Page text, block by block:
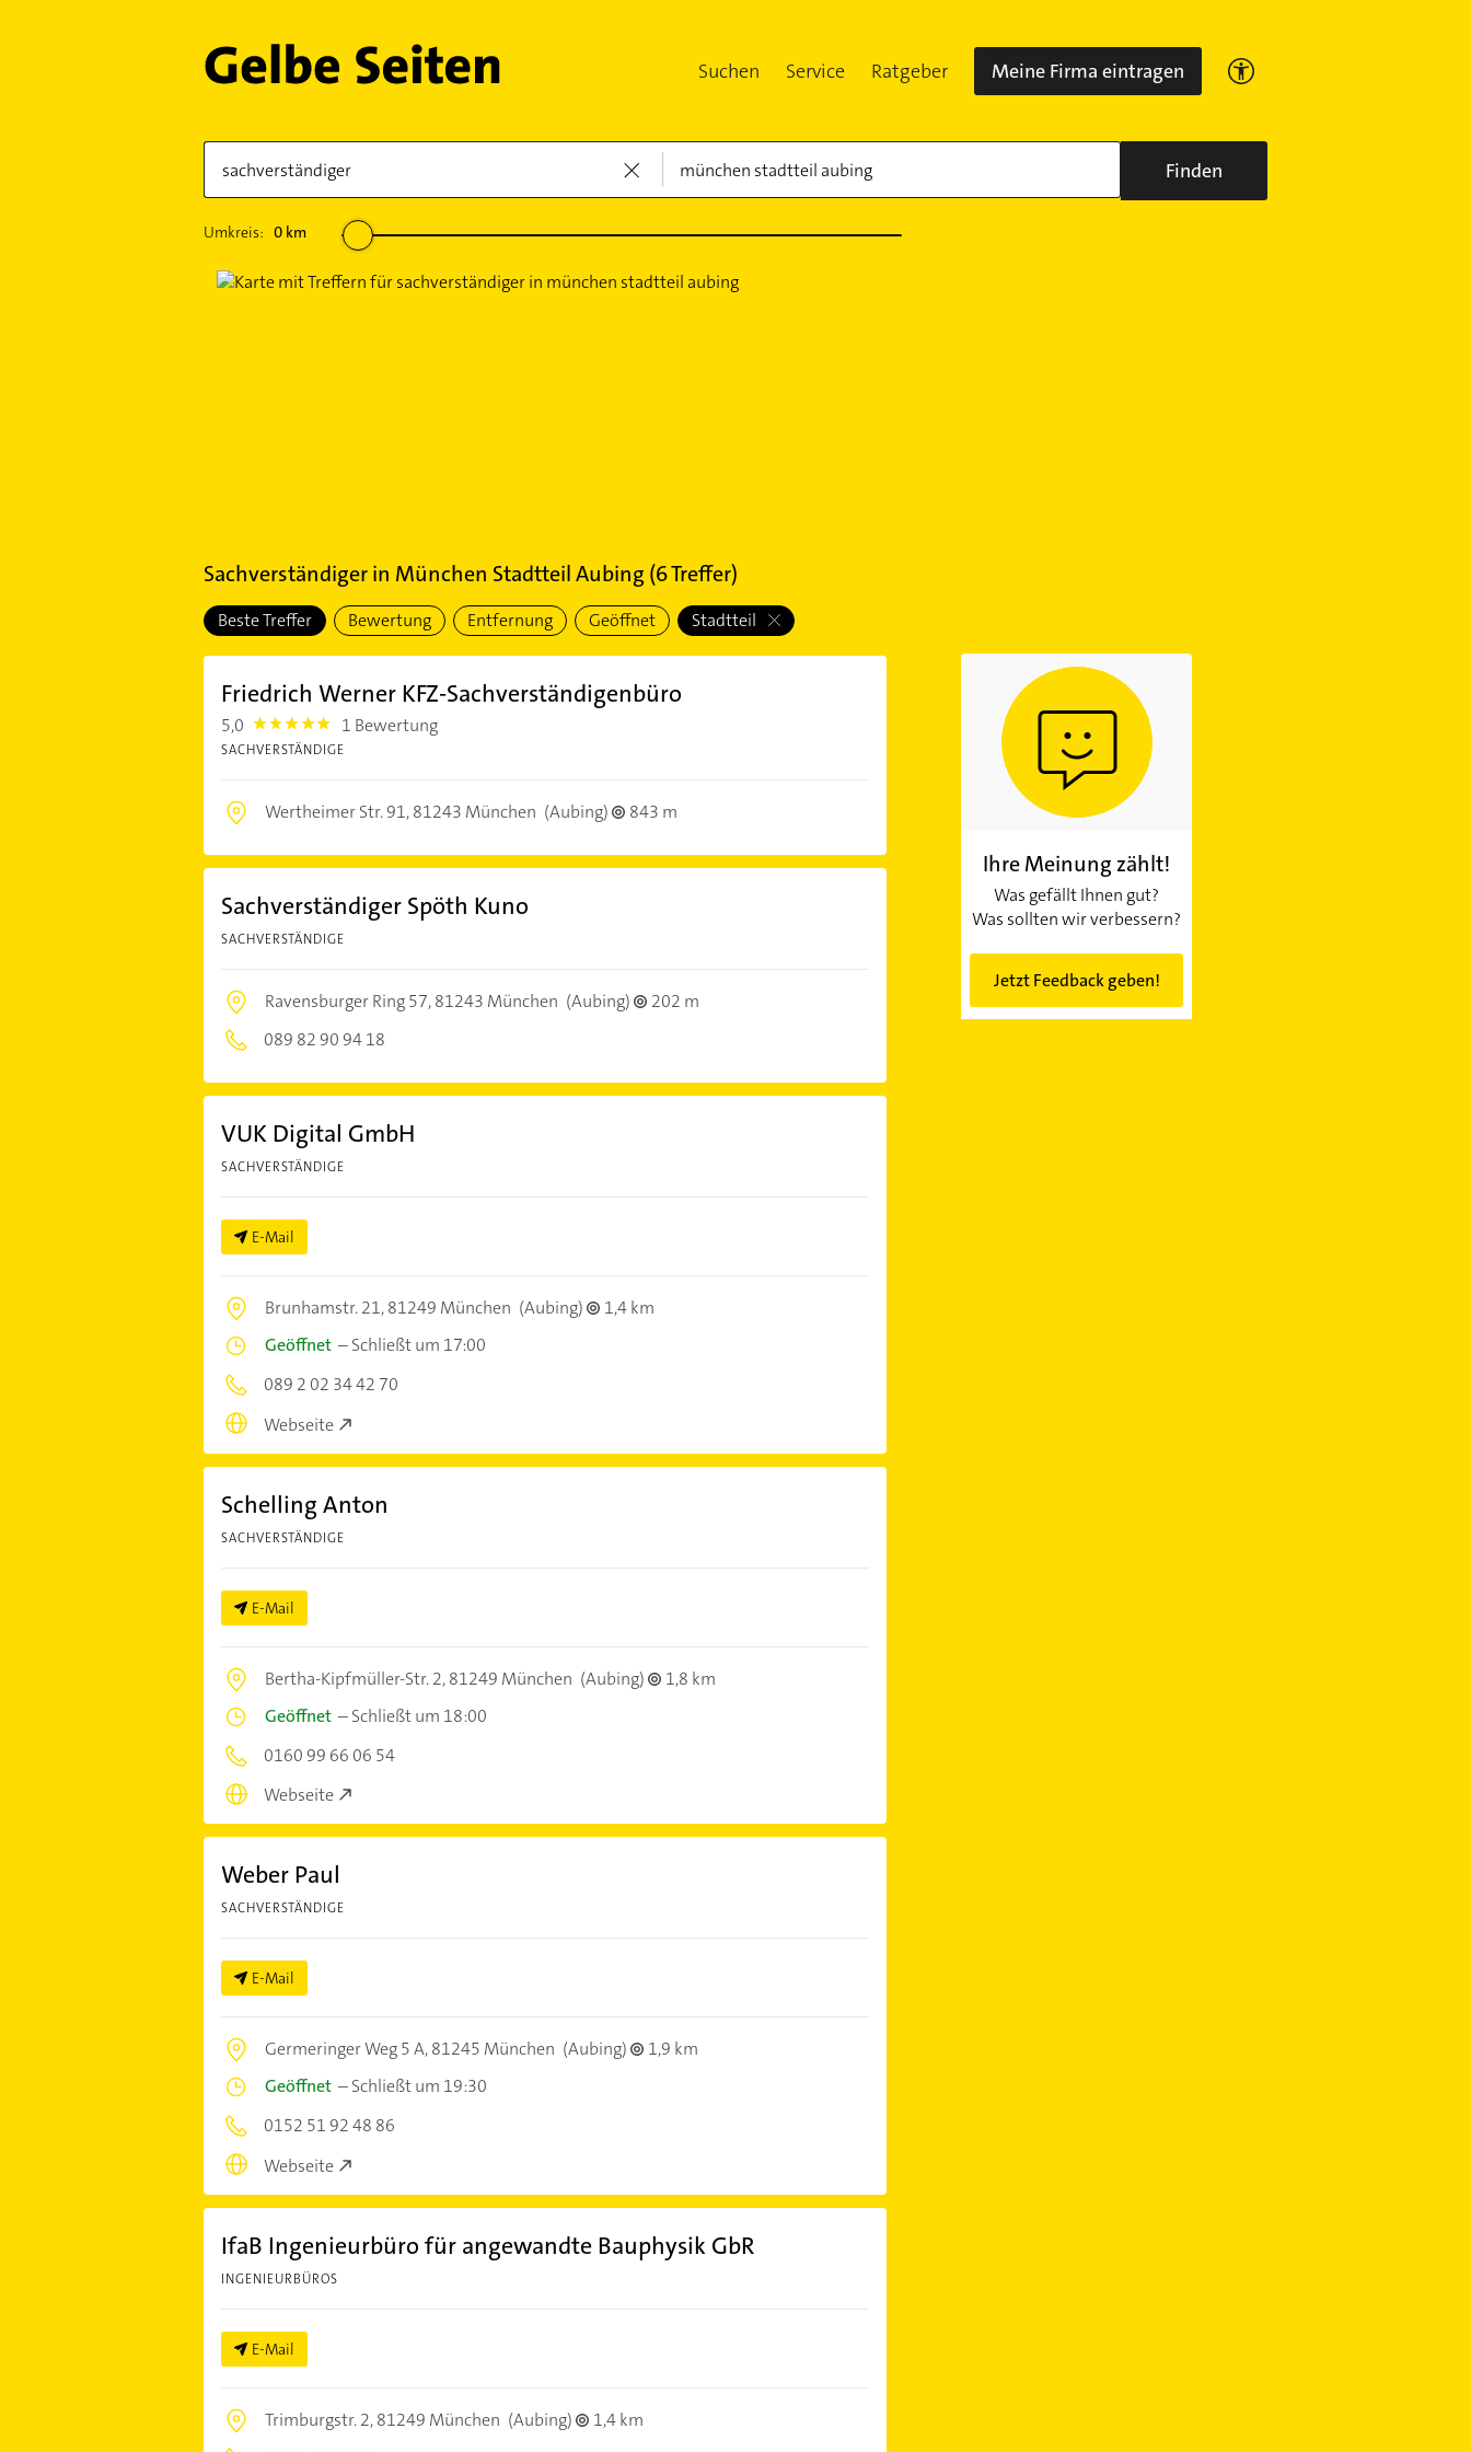
Suchen Service Ratgeber Meine Firma eintragen
Finden
Umkreis: 0km
Sachverständigerin München Stadtteil Aubing (6Treffer)
Beste Treffer Bewertung Entfernung Geöffnet Stadtteil
Friedrich Werner KFZ-Sachverständigenbüro
5,0 5.0 1 Bewertung
SACHVERSTÄNDIGE
Wertheimer Str. 91,81243 München (Aubing) 843 m
Sachverständiger Spöth Kuno
SACHVERSTÄNDIGE
Ravensburger Ring 57,81243 München (Aubing)
202 m
089 82 90 94 18
VUK Digital GmbH
SACHVERSTÄNDIGE
E-Mail
Brunhamstr. 21,81249 München (Aubing)
1,4 km
Geöffnet–Schließt um 17:00
089 2 02 34 42 70
Webseite
Schelling Anton
SACHVERSTÄNDIGE
E-Mail
Bertha-Kipfmüller-Str. 2,81249 München (Aubing)
1,8 km
Geöffnet–Schließt um 18:00
0160 99 66 06 54
Webseite
Weber Paul
SACHVERSTÄNDIGE
E-Mail
Germeringer Weg 5 A,81245 München (Aubing)
1,9 km
Geöffnet–Schließt um 19:30
0152 51 92 48 86
Webseite
IfaB Ingenieurbüro für angewandte Bauphysik GbR
INGENIEURBÜROS
E-Mail
Trimburgstr. 2,81249 München (Aubing)
1,4 km
Ihre Meinung zählt!
Was gefällt Ihnen gut?
Was sollten wir verbessern?
Jetzt Feedback geben!